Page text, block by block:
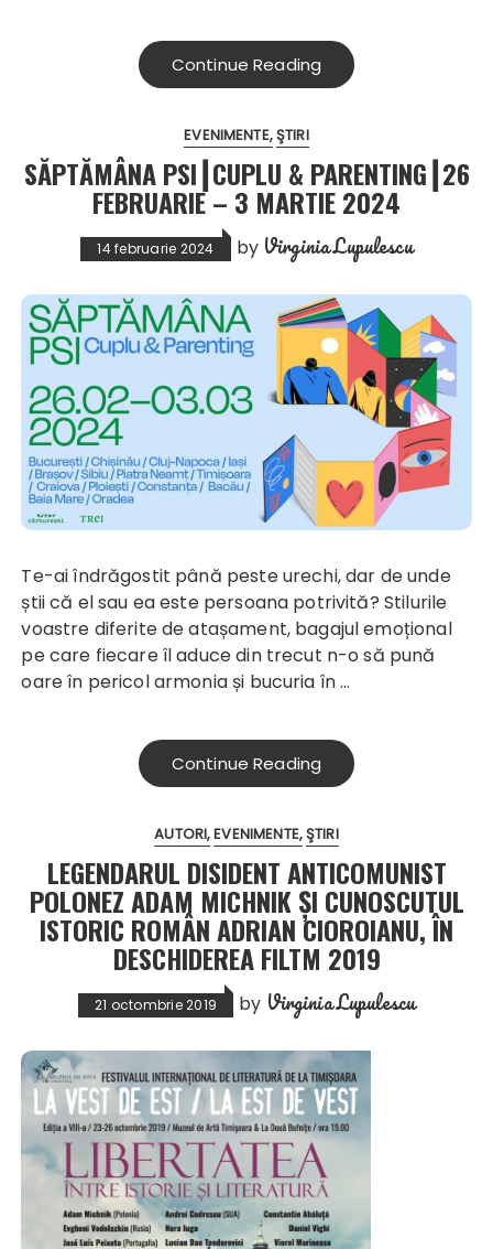
Continue Reading
EVENIMENTE ŞTIRI
SĂPTĂMÂNA PSI┃CUPLU & PARENTING┃26
FEBRUARIE – 3 MARTIE 2024
14 februarie 2024 by Virginia Lupulescu
Te-ai îndrăgostit până peste urechi, dar de unde
știi că el sau ea este persoana potrivită? Stilurile
voastre diferite de atașament, bagajul emoțional
pe care fiecare îl aduce din trecut n-o să pună
oare în pericol armonia și bucuria în …
Continue Reading
AUTORI EVENIMENTE ŞTIRI
LEGENDARUL DISIDENT ANTICOMUNIST
POLONEZ ADAM MICHNIK ȘI CUNOSCUTUL
ISTORIC ROMÂN ADRIAN CIOROIANU, ÎN
DESCHIDEREA FILTM 2019
21 octombrie 2019 by Virginia Lupulescu